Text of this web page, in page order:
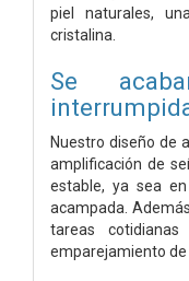
piel naturales,
cristalina.
Se
Nuestro diseño de
amplificación de
estable, ya sea
acampada.
tareas
emparejamiento de